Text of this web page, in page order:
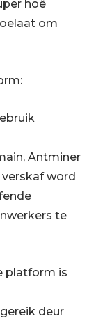
hoë
om
Antminer
word
te
platform is
deur